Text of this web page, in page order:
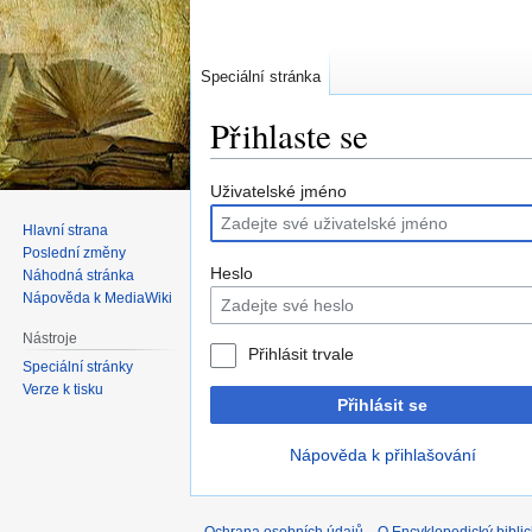
Přihlaste se
Skočit
na
navigaci
Skočit
na
vyhledávání
Uživatelské jméno
Heslo
Přihlásit trvale
Přihlásit se
Nápověda k přihlašování
Speciální stránka
Hlavní strana
Poslední změny
Náhodná stránka
Nápověda k MediaWiki
Nástroje
Speciální stránky
Verze k tisku